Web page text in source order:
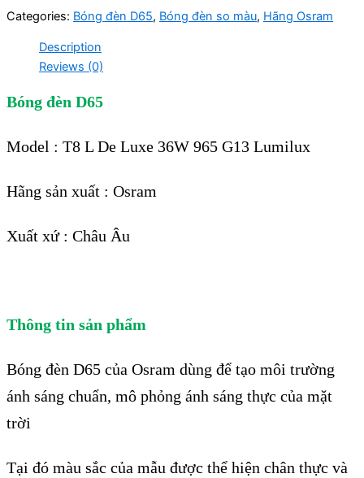
Categories: Bóng đèn D65, Bóng đèn so màu, Hãng Osram
Description
Reviews (0)
Bóng đèn D65
Model : T8 L De Luxe 36W 965 G13 Lumilux
Hãng sản xuất : Osram
Xuất xứ : Châu Âu
Thông tin sản phẩm
Bóng đèn D65 của Osram dùng để tạo môi trường
ánh sáng chuẩn, mô phỏng ánh sáng thực của mặt
trời
Tại đó màu sắc của mẫu được thể hiện chân thực và